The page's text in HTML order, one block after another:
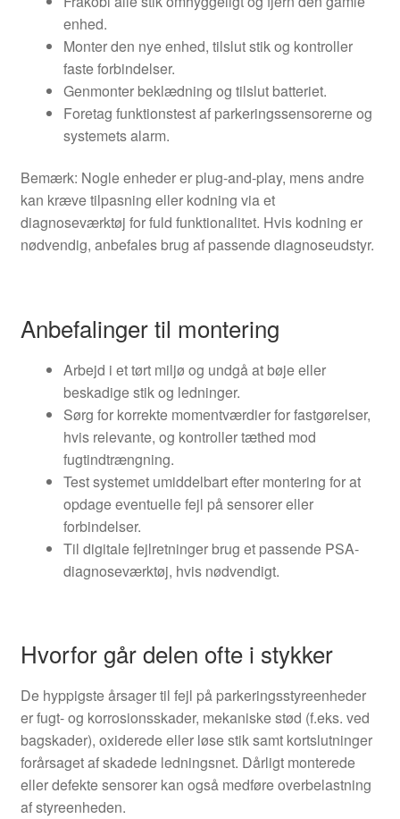
enhed.
Monter den nye enhed, tilslut stik og kontroller
faste forbindelser.
Genmonter beklædning og tilslut batteriet.
Foretag funktionstest af parkeringssensorerne og
systemets alarm.
Bemærk: Nogle enheder er plug-and-play, mens andre
kan kræve tilpasning eller kodning via et
diagnoseværktøj for fuld funktionalitet. Hvis kodning er
nødvendig, anbefales brug af passende diagnoseudstyr.
Anbefalinger til montering
Arbejd i et tørt miljø og undgå at bøje eller
beskadige stik og ledninger.
Sørg for korrekte momentværdier for fastgørelser,
hvis relevante, og kontroller tæthed mod
fugtindtrængning.
Test systemet umiddelbart efter montering for at
opdage eventuelle fejl på sensorer eller
forbindelser.
Til digitale fejlretninger brug et passende PSA-
diagnoseværktøj, hvis nødvendigt.
Hvorfor går delen ofte i stykker
De hyppigste årsager til fejl på parkeringsstyreenheder
er fugt- og korrosionsskader, mekaniske stød (f.eks. ved
bagskader), oxiderede eller løse stik samt kortslutninger
forårsaget af skadede ledningsnet. Dårligt monterede
eller defekte sensorer kan også medføre overbelastning
af styreenheden.